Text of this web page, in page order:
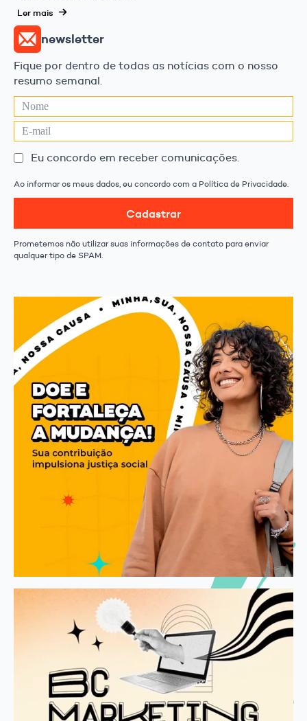
Ler mais
newsletter
Fique por dentro de todas as notícias com o nosso
resumo semanal.
Eu concordo em receber comunicações.
Ao informar os meus dados, eu concordo com a Política de Privacidade.
Cadastrar
Prometemos não utilizar suas informações de contato para enviar
qualquer tipo de SPAM.